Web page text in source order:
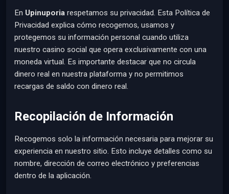
En Upinuporia respetamos su privacidad. Esta Política de
Privacidad explica cómo recogemos, usamos y
protegemos su información personal cuando utiliza
nuestro casino social que opera exclusivamente con una
moneda virtual. Es importante destacar que no circula
dinero real en nuestra plataforma y no permitimos
recargas de saldo con dinero real.
Recopilación de Información
Recogemos solo la información necesaria para mejorar su
experiencia en nuestro sitio. Esto incluye detalles como su
nombre, dirección de correo electrónico y preferencias
dentro de la aplicación.